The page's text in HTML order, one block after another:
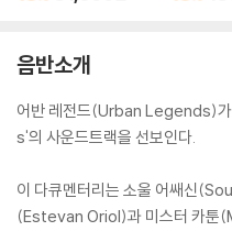
음반소개
어반 레전드(Urban Legends)
s'의 사운드트랙을 선보인다.
이 다큐멘터리는 소울 어쌔신
(Estevan Oriol)과 미스터 카툰